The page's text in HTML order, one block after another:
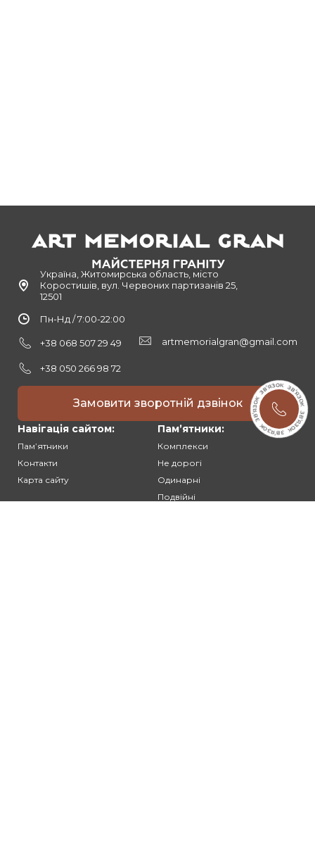
Україна, Житомирська область, місто
Коростишів, вул. Червоних партизанів 25,
12501
Пн-Нд / 7:00-22:00
+38 068 507 29 49
+38 050 266 98 72
artmemorialgran@gmail.com
Замовити зворотній дзвінок
Навігація сайтом:
Памʼятники
Контакти
Карта сайту
Памʼятники:
Комплекси
Не дорогі
Одинарні
Подвійні